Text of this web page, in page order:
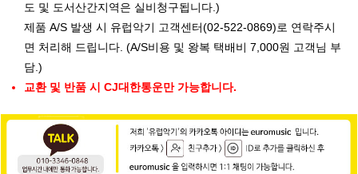
도 및 도서산간지역은 실비청구됩니다.)
제품 A/S 발생 시 유럽악기 고객센터(02-522-0869)로 연락주시
면 처리해 드립니다. (A/S비용 및 왕복 택배비 7,000원 고객님 부
담.)
교환 및 반품 시 CJ대한통운만 가능합니다.